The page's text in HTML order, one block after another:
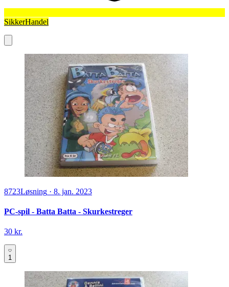
SikkerHandel
8723Løsning · 8. jan. 2023
PC-spil - Batta Batta - Skurkestreger
30 kr.
1